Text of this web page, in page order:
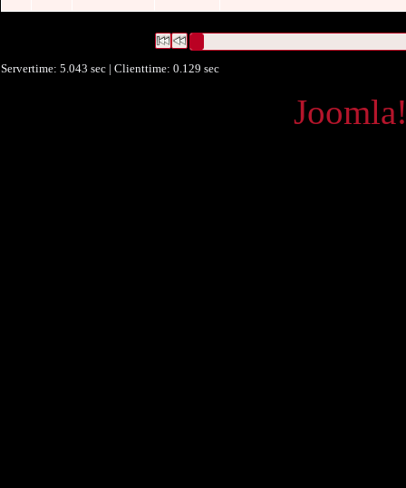
Servertime: 5.043 sec | Clienttime: 0.129 sec